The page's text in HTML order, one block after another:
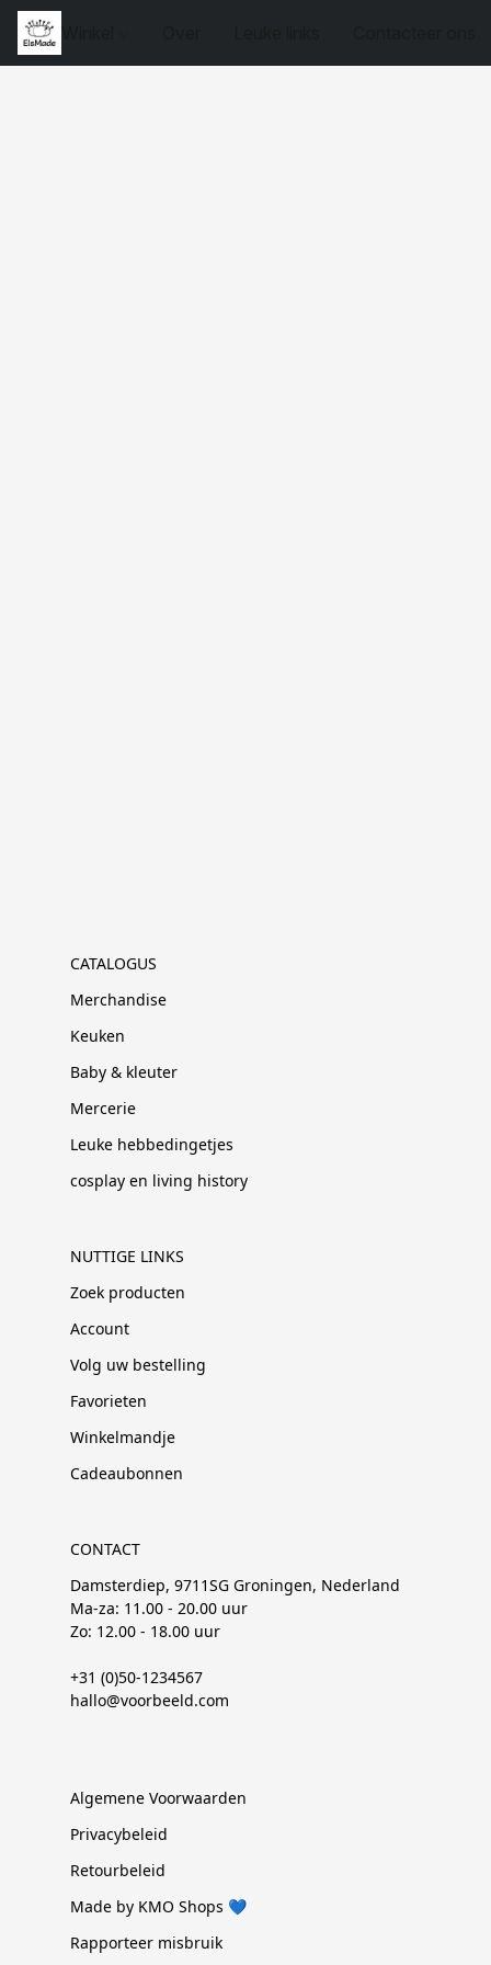
CATALOGUS
Merchandise
Keuken
Baby & kleuter
Mercerie
Leuke hebbedingetjes
cosplay en living history
NUTTIGE LINKS
Zoek producten
Account
Volg uw bestelling
Favorieten
Winkelmandje
Cadeaubonnen
CONTACT
Damsterdiep, 9711SG Groningen, Nederland
Ma-za: 11.00 - 20.00 uur
Zo: 12.00 - 18.00 uur
+31 (0)50-1234567
hallo@voorbeeld.com
Algemene Voorwaarden
Privacybeleid
Retourbeleid
Made by KMO Shops 💙
Rapporteer misbruik